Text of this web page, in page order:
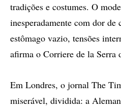
tradições e costumes. O
inesperadamente com dor de
estômago vazio, tensões
afirma o Corriere de la Serra
Em Londres, o jornal The
miserável, dividida: a